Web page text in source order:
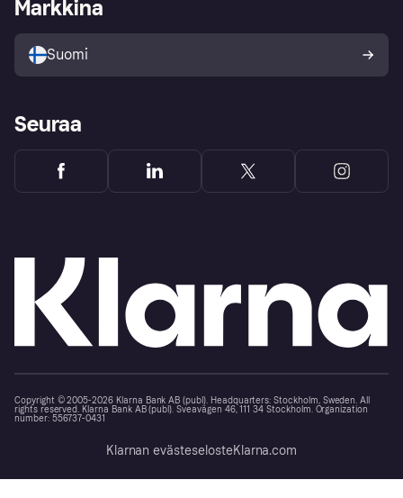
Ostajan turva
Markkina
Suomi
Seuraa
Copyright © 2005-2026 Klarna Bank AB (publ). Headquarters: Stockholm, Sweden. All
rights reserved. Klarna Bank AB (publ). Sveavägen 46, 111 34 Stockholm. Organization
number: 556737-0431
Klarnan evästeselosteKlarna.com